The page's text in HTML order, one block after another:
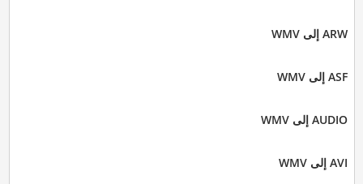
ARW إلى WMV
ASF إلى WMV
AUDIO إلى WMV
AVI إلى WMV